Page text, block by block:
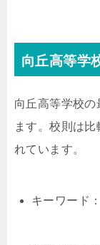
向丘高等学
向丘高等学校の
ます。校則は
れています。
キーワード